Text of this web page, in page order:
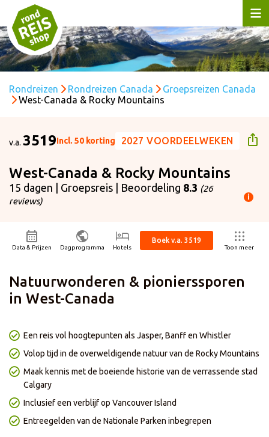
Rondreizen Rondreizen Canada
Groepsreizen Canada
West-Canada & Rocky Mountains
v.a. 3519Incl. 50 korting
i
2027 VOORDEELWEKEN
West-Canada & Rocky Mountains
15 dagen | Groepsreis | Beoordeling 8.3 (26
reviews)
04-09-2026
15 dagen
- Enkel geldig voor nieuwe boekingen met vertrek in 2027
- Korting is niet geldig bij het afnemen van enkel het reisgedeelte
- Korting is niet geldig op onze zelf samenstellen reizen
- Prijzen en kortingen kunnen dagelijks verschillen per reis of
- De actie loopt t/m 18 augustus
Data & Prijzen Dagprogramma Hotels
Boek v.a. 3519
Toon meer
Natuurwonderen & pionierssporen
in West-Canada
Een reis vol hoogtepunten als Jasper, Banff en Whistler
Volop tijd in de overweldigende natuur van de Rocky Mountains
Maak kennis met de boeiende historie van de verrassende stad
Calgary
Inclusief een verblijf op Vancouver Island
Entreegelden van de Nationale Parken inbegrepen